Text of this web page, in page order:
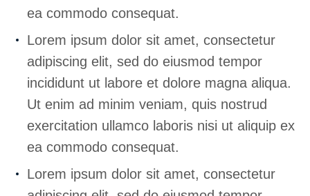
ea commodo consequat.
Lorem ipsum dolor sit amet, consectetur
adipiscing elit, sed do eiusmod tempor
incididunt ut labore et dolore magna aliqua.
Ut enim ad minim veniam, quis nostrud
exercitation ullamco laboris nisi ut aliquip ex
ea commodo consequat.
Lorem ipsum dolor sit amet, consectetur